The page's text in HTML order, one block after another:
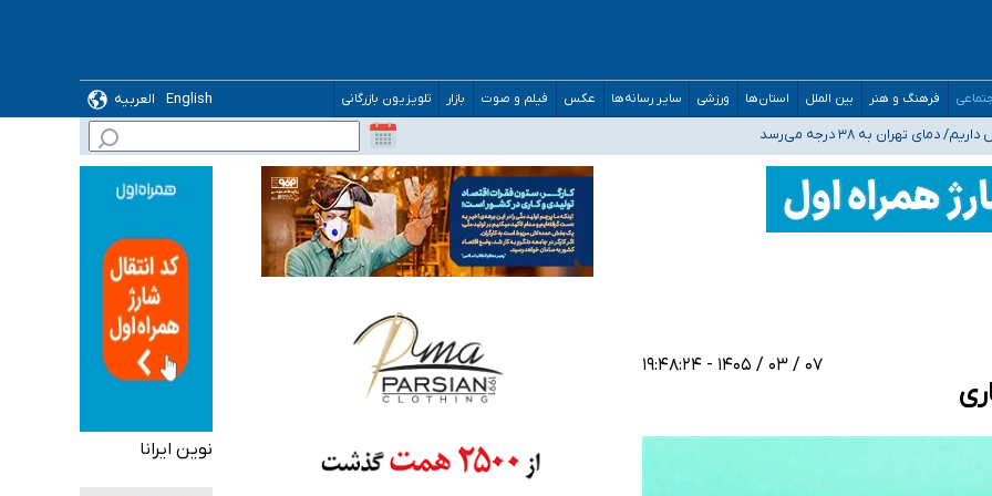
فرهنگ و هنر بین الملل استان‌ها ورزشی سایر رسانه‌ها عکس فیلم و صوت بازار تلویزیون بازرگانی English
العربیه
هزینه‌های سنگین اجتماعی انتشار تصاویر خصوصی برای قربانیان/ سوءاستفاده
اما هنوز پاسخ مشخصی نگرفته‌ایم
عملیات و دکترای تخصصی جغرافیای نظامی دافوس آجا
۰۷ / ۰۳ / ۱۴۰۵ - ۱۹:۴۸:۲۴
نوین ایرانا